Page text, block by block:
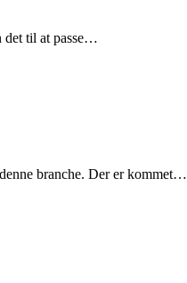
det til at passe…
branche. Der er kommet…